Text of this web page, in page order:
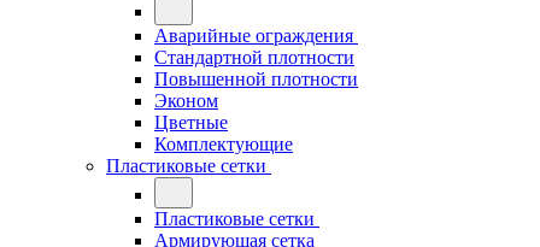
Аварийные ограждения
Стандартной плотности
Повышенной плотности
Эконом
Цветные
Комплектующие
Пластиковые сетки
Пластиковые сетки
Армирующая сетка